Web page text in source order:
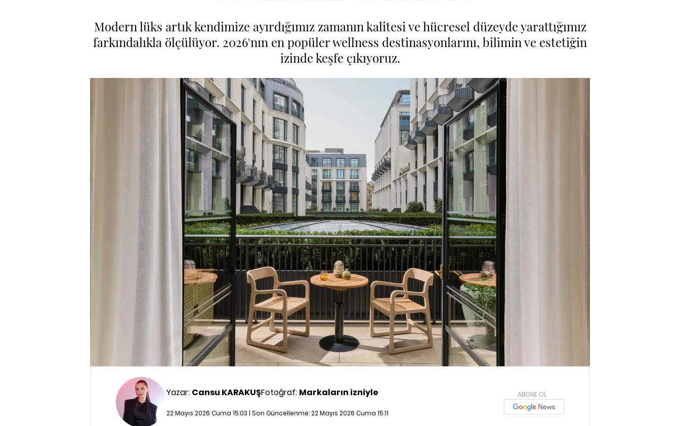
Modern lüks artık kendimize ayırdığımız zamanın kalitesi ve hücresel düzeyde yarattığımız
farkındalıkla ölçülüyor. 2026'nın en popüler wellness destinasyonlarını, bilimin ve estetiğin
izinde keşfe çıkıyoruz.
Yazar: Cansu KARAKUŞFotoğraf: Markaların izniyle
22 Mayıs 2026 Cuma 15:03 | Son Güncellenme:22 Mayıs 2026 Cuma 15:11
ABONE OL